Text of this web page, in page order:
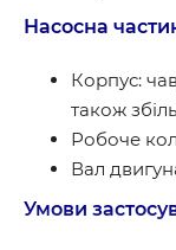
Насосна
Корпус:
також
Робоче
Вал
Умови